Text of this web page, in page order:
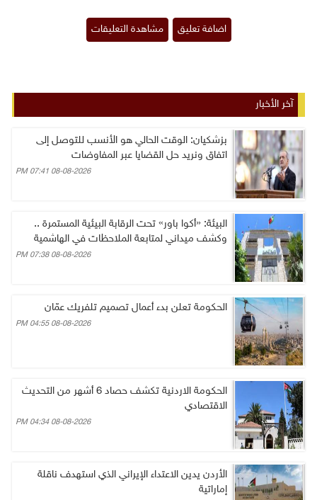
آخر الأخبار
بزشكيان: الوقت الحالي هو الأنسب للتوصل إلى
اتفاق ونريد حل القضايا عبر المفاوضات
08-08-2026 07:41 PM
البيئة: «أكوا باور» تحت الرقابة البيئية المستمرة ..
وكشف ميداني لمتابعة الملاحظات في الهاشمية
08-08-2026 07:38 PM
الحكومة تعلن بدء أعمال تصميم تلفريك عمّان
08-08-2026 04:55 PM
الحكومة الاردنية تكشف حصاد 6 أشهر من التحديث
الاقتصادي
08-08-2026 04:34 PM
الأردن يدين الاعتداء الإيراني الذي استهدف ناقلة
إماراتية